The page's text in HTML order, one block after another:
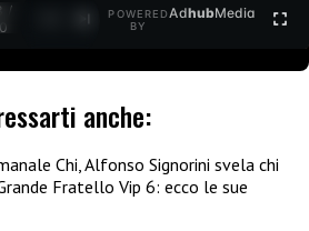
/
POWERED
BY
AdhubMedia
anche:
Chi, Alfonso Signorini svela chi
Fratello Vip 6: ecco le sue